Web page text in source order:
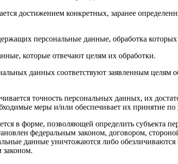
достижением конкретных, заранее
персональные данные, обработка
которые отвечают целям их обработки.
данных соответствуют заявленным целям
точность персональных данных, их
меры и/или обеспечивает их принятие
в форме, позволяющей определить субъекта
федеральным законом, договором,
данные уничтожаются либо
законом.